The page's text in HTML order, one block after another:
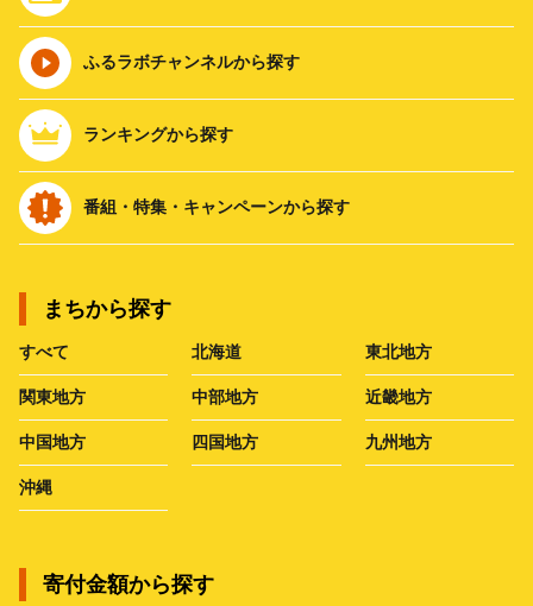
ふるラボチャンネルから探す
ランキングから探す
番組・特集・キャンペーンから探す
まちから探す
すべて 北海道 東北地方
関東地方 中部地方 近畿地方
中国地方 四国地方 九州地方
沖縄
寄付金額から探す